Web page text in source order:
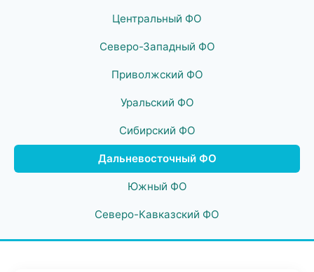
Центральный ФО
Северо-Западный ФО
Приволжский ФО
Уральский ФО
Сибирский ФО
Дальневосточный ФО
Южный ФО
Северо-Кавказский ФО